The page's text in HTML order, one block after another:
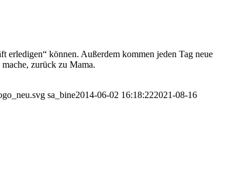
erledigen“ können. Außerdem kommen jeden Tag neue
zurück zu Mama.
sa_bine2014-06-02 16:18:222021-08-16